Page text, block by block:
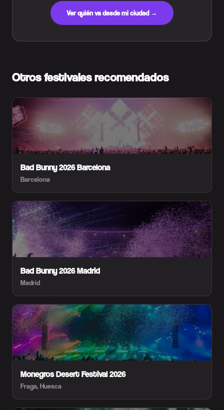
Ver quién va desde mi ciudad →
Otros festivales recomendados
Bad Bunny 2026 Barcelona
Barcelona
Bad Bunny 2026 Madrid
Madrid
Monegros Desert Festival 2026
Fraga, Huesca